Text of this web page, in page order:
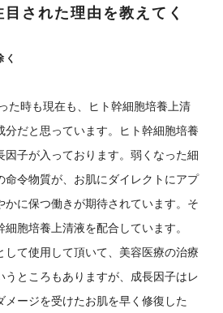
された理由を教えてく
た時も現在も、ヒト幹細胞培養上清
分だと思っています。ヒト幹細胞培養
因子が入っております。弱くなった細
命令物質が、お肌にダイレクトにアプ
かに保つ働きが期待されています。そ
胞培養上清液を配合しています。
して使用して頂いて、美容医療の治療
うところもありますが、成長因子はレ
メージを受けたお肌を早く修復した